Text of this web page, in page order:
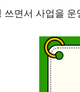
쓰면서 사업을 운